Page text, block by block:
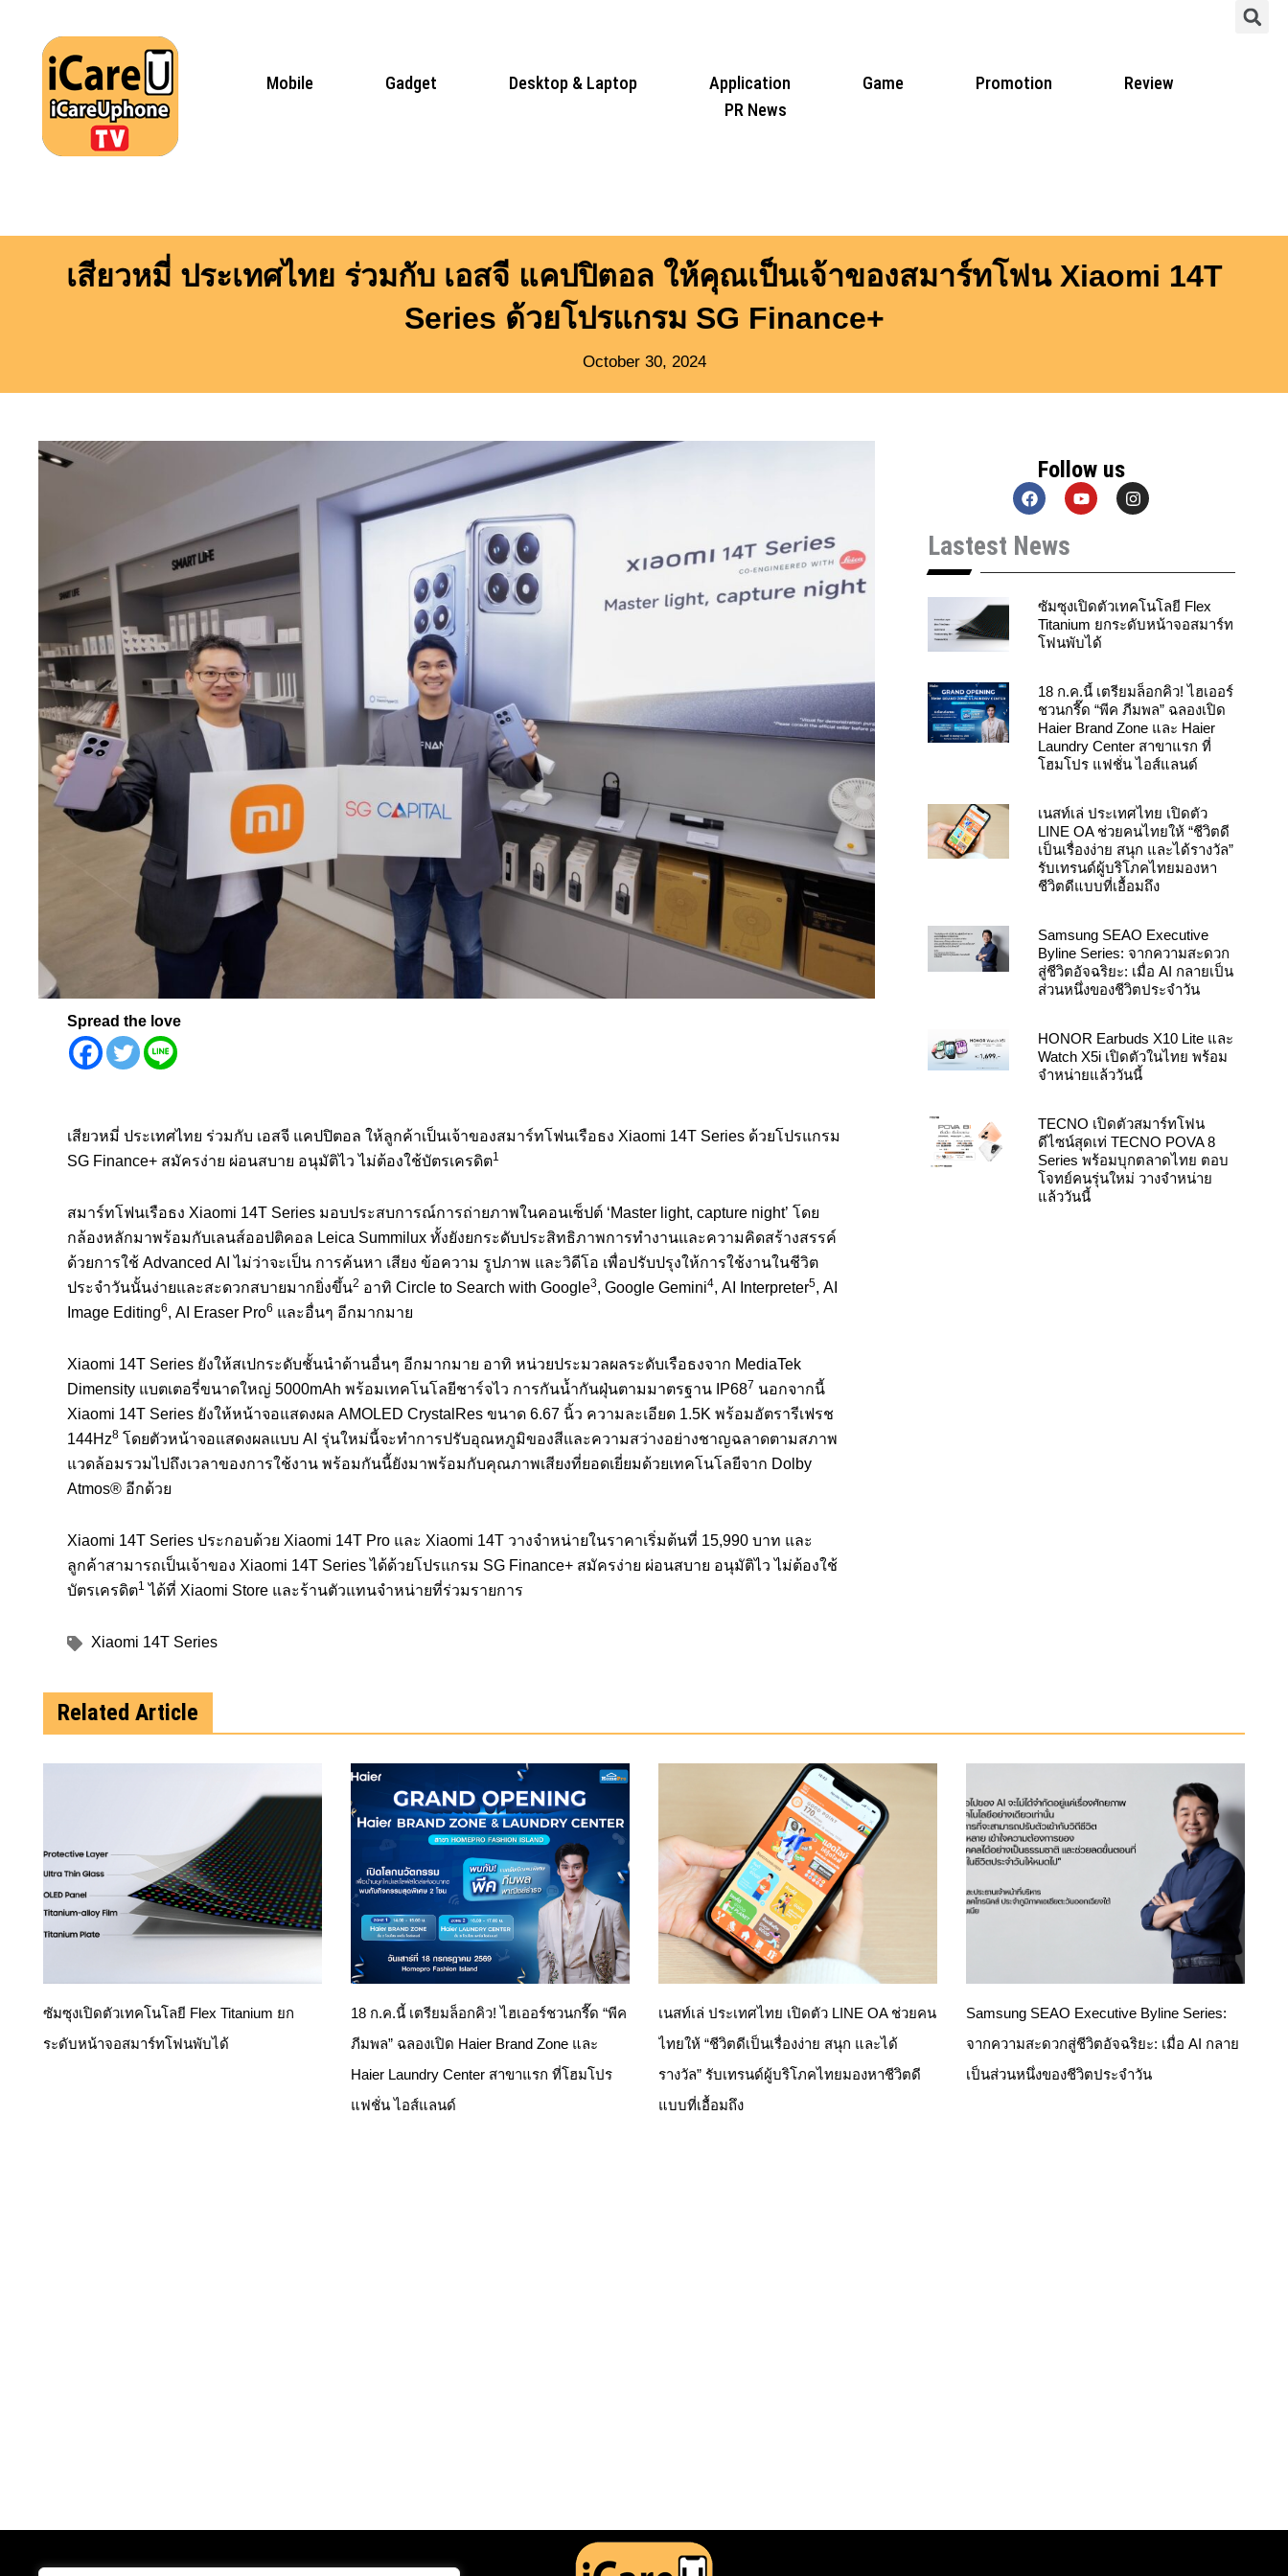
content
Mobile Gadget Desktop & Laptop Application Game Promotion
Review
PR News
เสียวหมี่ ประเทศไทย ร่วมกับ เอสจี แคปปิตอล ให้คุณเป็นเจ้าของสมาร์ทโฟน Xiaomi 14T
Series ด้วยโปรแกรม SG Finance+
October 30, 2024
Spread the love
เสียวหมี่ ประเทศไทย ร่วมกับ เอสจี แคปปิตอล ให้ลูกค้าเป็นเจ้าของสมาร์ทโฟนเรือธง Xiaomi 14T Series ด้วยโปรแกรม
SG Finance+ สมัครง่าย ผ่อนสบาย อนุมัติไว ไม่ต้องใช้บัตรเครดิต1
สมาร์ทโฟนเรือธง Xiaomi 14T Series มอบประสบการณ์การถ่ายภาพในคอนเซ็ปต์ ‘Master light, capture night’ โดย
กล้องหลักมาพร้อมกับเลนส์ออปติคอล Leica Summiluxทั้งยังยกระดับประสิทธิภาพการทำงานและความคิดสร้างสรรค์
ด้วยการใช้Advanced AIไม่ว่าจะเป็น การค้นหา เสียง ข้อความ รูปภาพ และวิดีโอ เพื่อปรับปรุงให้การใช้งานในชีวิต
ประจำวันนั้นง่ายและสะดวกสบายมากยิ่งขึ้น2 อาทิ Circle to Search with Google3, Google Gemini4, AI Interpreter5, AI
Image Editing6, AI Eraser Pro6 และอื่นๆ อีกมากมาย
Xiaomi 14T Series ยังให้สเปกระดับชั้นนำด้านอื่นๆ อีกมากมาย อาทิ หน่วยประมวลผลระดับเรือธงจาก MediaTek
Dimensity แบตเตอรี่ขนาดใหญ่ 5000mAh พร้อมเทคโนโลยีชาร์จไว การกันน้ำกันฝุ่นตามมาตรฐาน IP687 นอกจากนี้
Xiaomi 14T Series ยังให้หน้าจอแสดงผล AMOLED CrystalResขนาด6.67 นิ้ว ความละเอียด 1.5Kพร้อมอัตรารีเฟรช
144Hz8 โดยตัวหน้าจอแสดงผลแบบ AI รุ่นใหม่นี้จะทำการปรับอุณหภูมิของสีและความสว่างอย่างชาญฉลาดตามสภาพ
แวดล้อมรวมไปถึงเวลาของการใช้งาน พร้อมกันนี้ยังมาพร้อมกับคุณภาพเสียงที่ยอดเยี่ยมด้วยเทคโนโลยีจาก Dolby
Atmos® อีกด้วย
Xiaomi 14T Seriesประกอบด้วย Xiaomi 14T Pro และ Xiaomi 14T วางจำหน่ายในราคาเริ่มต้นที่ 15,990บาท และ
ลูกค้าสามารถเป็นเจ้าของ Xiaomi 14T Seriesได้ด้วยโปรแกรม SG Finance+ สมัครง่าย ผ่อนสบาย อนุมัติไว ไม่ต้องใช้
บัตรเครดิต1 ได้ที่ Xiaomi Store และร้านตัวแทนจำหน่ายที่ร่วมรายการ
Xiaomi 14T Series
Follow us
F
a
e
b
o
Y
o
b
I
n
g
a
m
Lastest News
ซัมซุงเปิดตัวเทคโนโลยี Flex
Titanium ยกระดับหน้าจอสมาร์ท
โฟนพับได้
18 ก.ค.นี้ เตรียมล็อกคิว! ไฮเออร์
ชวนกรี๊ด “พีค ภีมพล” ฉลองเปิด
Haier Brand Zone และ Haier
Laundry Center สาขาแรก ที่
โฮมโปร แฟชั่น ไอส์แลนด์
เนสท์เล่ ประเทศไทย เปิดตัว
LINE OA ช่วยคนไทยให้ “ชีวิตดี
เป็นเรื่องง่าย สนุก และได้รางวัล”
รับเทรนด์ผู้บริโภคไทยมองหา
ชีวิตดีแบบที่เอื้อมถึง
Samsung SEAO Executive
Byline Series: จากความสะดวก
สู่ชีวิตอัจฉริยะ: เมื่อ AI กลายเป็น
ส่วนหนึ่งของชีวิตประจำวัน
HONOR Earbuds X10 Lite และ
Watch X5i เปิดตัวในไทย พร้อม
จำหน่ายแล้ววันนี้
TECNO เปิดตัวสมาร์ทโฟน
ดีไซน์สุดเท่ TECNO POVA 8
Series พร้อมบุกตลาดไทย ตอบ
โจทย์คนรุ่นใหม่ วางจำหน่าย
แล้ววันนี้
Related Article
ซัมซุงเปิดตัวเทคโนโลยี Flex Titanium ยก
ระดับหน้าจอสมาร์ทโฟนพับได้
18 ก.ค.นี้ เตรียมล็อกคิว! ไฮเออร์ชวนกรี๊ด “พีค
ภีมพล” ฉลองเปิด Haier Brand Zone และ
Haier Laundry Center สาขาแรก ที่โฮมโปร
แฟชั่น ไอส์แลนด์
เนสท์เล่ ประเทศไทย เปิดตัว LINE OA ช่วยคน
ไทยให้ “ชีวิตดีเป็นเรื่องง่าย สนุก และได้
รางวัล” รับเทรนด์ผู้บริโภคไทยมองหาชีวิตดี
แบบที่เอื้อมถึง
Samsung SEAO Executive Byline Series:
จากความสะดวกสู่ชีวิตอัจฉริยะ: เมื่อ AI กลาย
เป็นส่วนหนึ่งของชีวิตประจำวัน